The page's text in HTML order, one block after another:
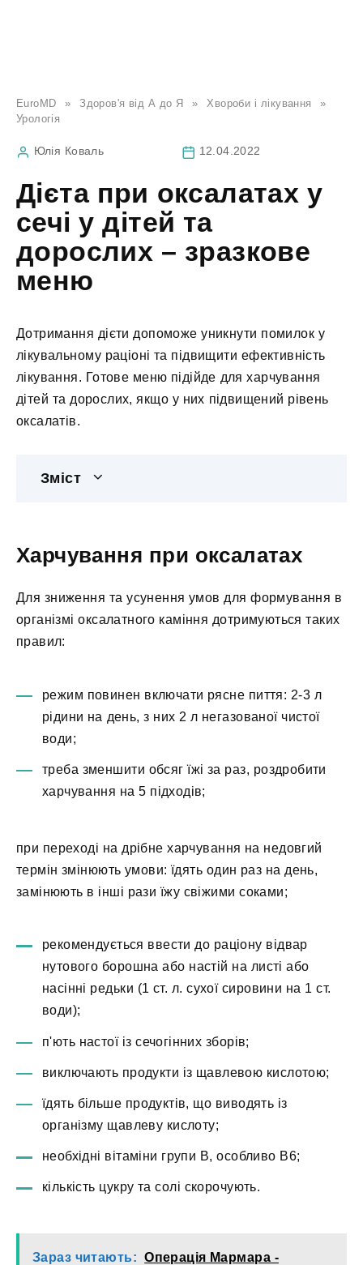
EuroMD » Здоров'я від А до Я » Хвороби і лікування
»
Урологія
Юлія Коваль 12.04.2022
Дієта при оксалатах у
сечі у дітей та
дорослих – зразкове
меню
Дотримання дієти допоможе уникнути помилок у
лікувальному раціоні та підвищити ефективність
лікування. Готове меню підійде для харчування
дітей та дорослих, якщо у них підвищений рівень
оксалатів.
Зміст
Харчування при оксалатах
Для зниження та усунення умов для формування в
організмі оксалатного каміння дотримуються таких
правил:
режим повинен включати рясне пиття: 2-3 л
рідини на день, з них 2 л негазованої чистої
води;
треба зменшити обсяг їжі за раз, роздробити
харчування на 5 підходів;
при переході на дрібне харчування на недовгий
термін змінюють умови: їдять один раз на день,
замінюють в інші рази їжу свіжими соками;
рекомендується ввести до раціону відвар
нутового борошна або настій на листі або
насінні редьки (1 ст. л. сухої сировини на 1 ст.
води);
п'ють настої із сечогінних зборів;
виключають продукти із щавлевою кислотою;
їдять більше продуктів, що виводять із
організму щавлеву кислоту;
необхідні вітаміни групи В, особливо В6;
кількість цукру та солі скорочують.
Зараз читають: Операція Мармара -